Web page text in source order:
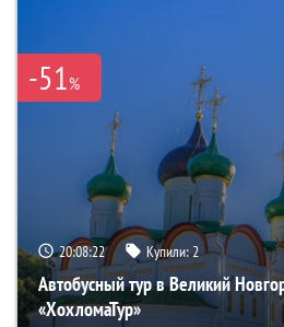
-51%
20:08:21 Купили:2
Автобусный тур в Великий
«ХохломаТур»